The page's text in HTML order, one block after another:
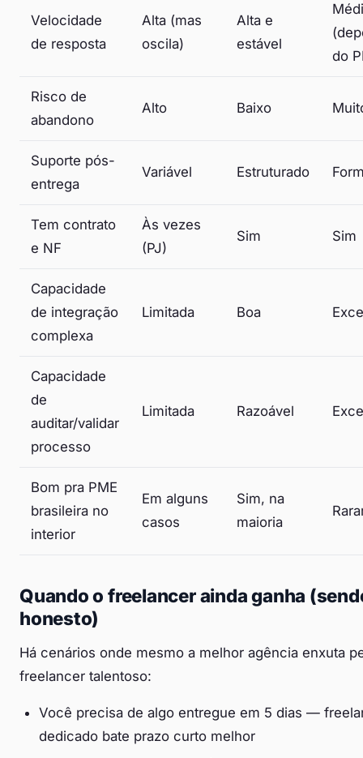
Velocidade
de resposta
Alta (mas
oscila)
Alta e
estável
do
Risco de
abandono
Alto Baixo
Suporte pós-
entrega
Variável Estruturado
Tem contrato
e NF
Às vezes
(PJ)
Sim Sim
Capacidade
de integração
complexa
Limitada Boa
Capacidade
de
auditar/validar
processo
Limitada Razoável
Bom pra PME
brasileira no
interior
Em alguns
casos
Sim, na
maioria
Quando o freelancer ainda ganha
honesto)
Há cenários onde mesmo a melhor agência enxuta
freelancer talentoso:
Você precisa de algo entregue em 5 dias —
dedicado bate prazo curto melhor